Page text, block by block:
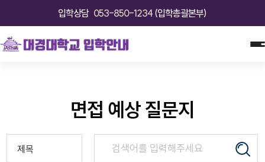
입학상담 053-850-1234 (입학총괄본부)
면접 예상 질문지